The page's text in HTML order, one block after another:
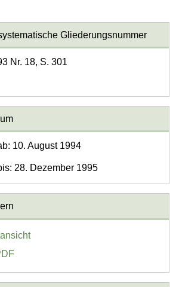
Gliederungsnummer
Nr. 18, S. 301
10. August 1994
28. Dezember 1995